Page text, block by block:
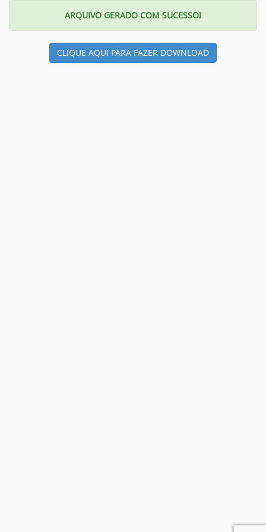
ARQUIVO GERADO COM SUCESSO!
CLIQUE AQUI PARA FAZER DOWNLOAD